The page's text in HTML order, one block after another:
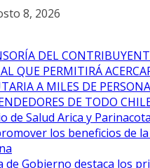
8, 2026
DEL
QUE PERMITIRÁ
A MILES DE
DE TODO
de Salud Arica y
los beneficios de
de Gobierno destaca los